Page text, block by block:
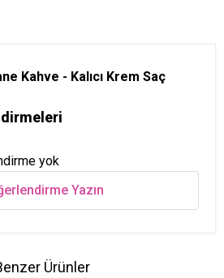
Kahve - Kalıcı Krem Saç
yok
Yazın
Ürünler